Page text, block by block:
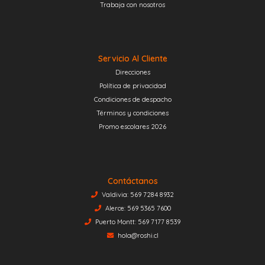
Trabaja con nosotros
Servicio Al Cliente
Direcciones
Política de privacidad
Condiciones de despacho
Términos y condiciones
Promo escolares 2026
Contáctanos
Valdivia: 569 7284 8932
Alerce: 569 5365 7600
Puerto Montt: 569 7177 8539
hola@roshi.cl